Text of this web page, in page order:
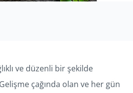
ve düzenli bir şekilde
çağında olan ve her gün